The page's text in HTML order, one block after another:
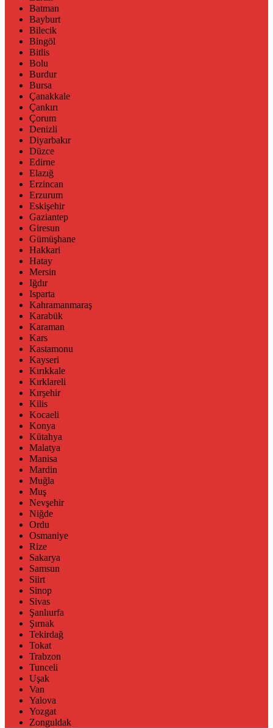
Batman
Bayburt
Bilecik
Bingöl
Bitlis
Bolu
Burdur
Bursa
Çanakkale
Çankırı
Çorum
Denizli
Diyarbakır
Düzce
Edirne
Elazığ
Erzincan
Erzurum
Eskişehir
Gaziantep
Giresun
Gümüşhane
Hakkari
Hatay
Mersin
Iğdır
Isparta
Kahramanmaraş
Karabük
Karaman
Kars
Kastamonu
Kayseri
Kırıkkale
Kırklareli
Kırşehir
Kilis
Kocaeli
Konya
Kütahya
Malatya
Manisa
Mardin
Muğla
Muş
Nevşehir
Niğde
Ordu
Osmaniye
Rize
Sakarya
Samsun
Siirt
Sinop
Sivas
Şanlıurfa
Şırnak
Tekirdağ
Tokat
Trabzon
Tunceli
Uşak
Van
Yalova
Yozgat
Zonguldak